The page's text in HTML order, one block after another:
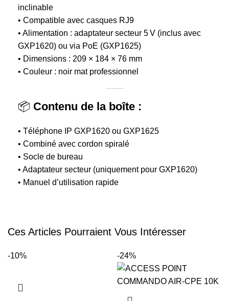
inclinable
• Compatible avec casques RJ9
• Alimentation : adaptateur secteur 5 V (inclus avec
GXP1620) ou via PoE (GXP1625)
• Dimensions : 209 × 184 × 76 mm
• Couleur : noir mat professionnel
📦 Contenu de la boîte :
• Téléphone IP GXP1620 ou GXP1625
• Combiné avec cordon spiralé
• Socle de bureau
• Adaptateur secteur (uniquement pour GXP1620)
• Manuel d’utilisation rapide
Ces Articles Pourraient Vous Intéresser
-10% -24%